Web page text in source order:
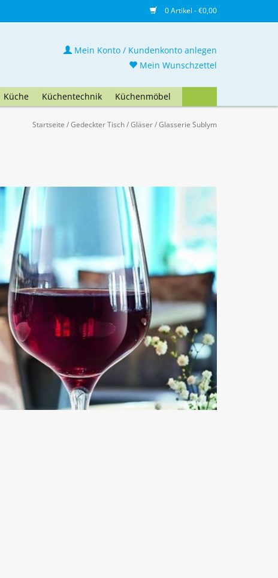
0 Artikel - €0,00
Küche Küchentechnik Küchenmöbel
Mein Konto / Kundenkonto anlegen
Mein Wunschzettel
Startseite /Gedeckter Tisch/Gläser/Glasserie Sublym